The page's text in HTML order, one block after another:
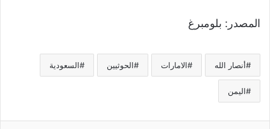
المصدر: بلومبرغ
أنصار الله الامارات الحوثيين السعودية
اليمن